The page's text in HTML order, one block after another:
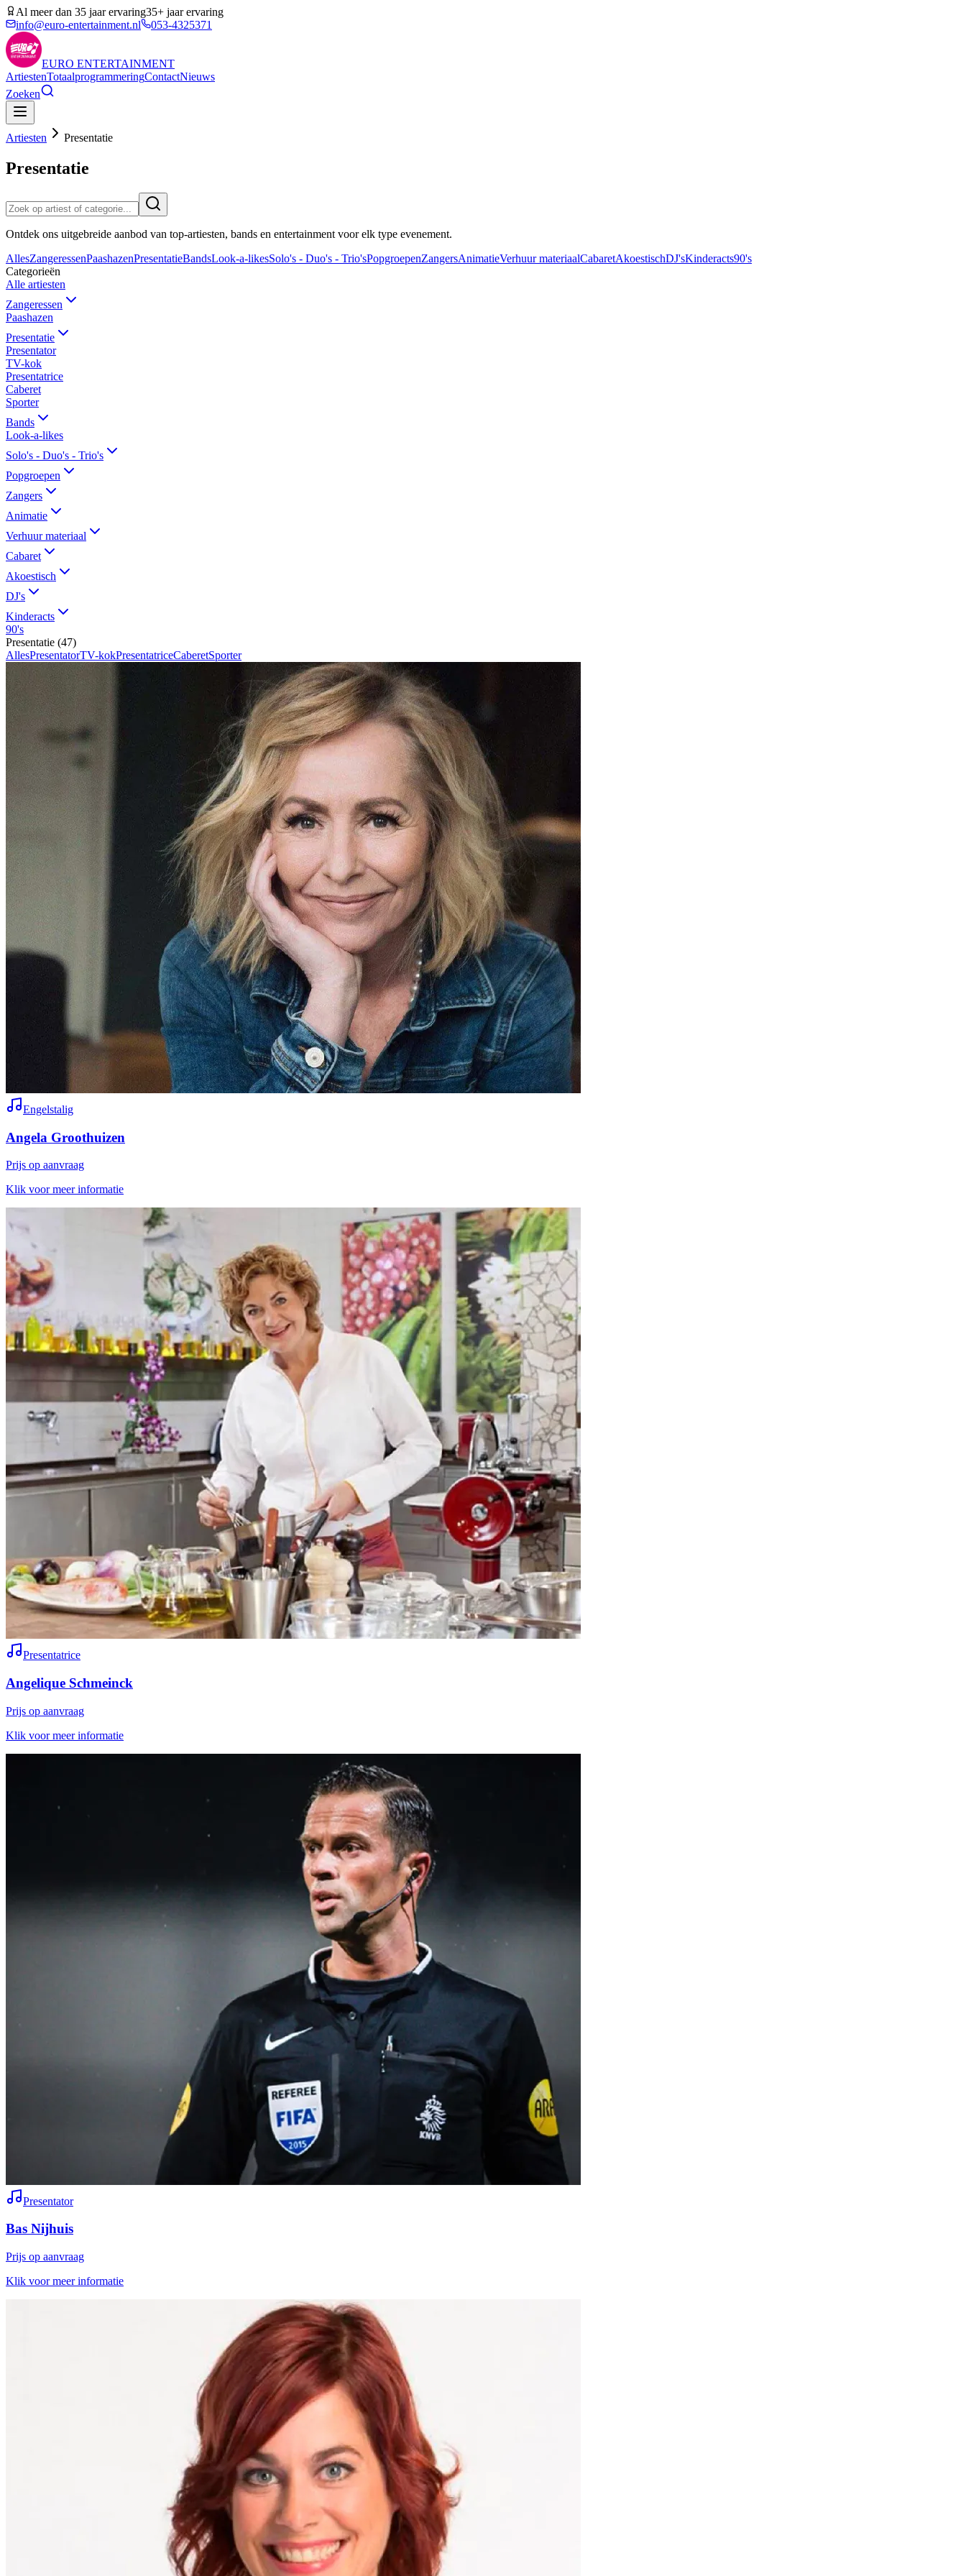
Al meer dan 35 jaar ervaring35+ jaar ervaring
info@euro-entertainment.nl
053-4325371
EURO ENTERTAINMENT
ArtiestenTotaalprogrammeringContactNieuws
Zoeken
Artiesten Presentatie
Presentatie
Ontdek ons uitgebreide aanbod van top-artiesten, bands en entertainment voor elk type evenement.
AllesZangeressenPaashazenPresentatieBandsLook-a-likesSolo's - Duo's - Trio'sPopgroepenZangersAnimatieVerhuur materiaalCabaretAkoestischDJ'sKinderacts90's
Categorieën
Alle artiesten
Zangeressen
Paashazen
Presentatie
Presentator
TV-kok
Presentatrice
Caberet
Sporter
Bands
Look-a-likes
Solo's - Duo's - Trio's
Popgroepen
Zangers
Animatie
Verhuur materiaal
Cabaret
Akoestisch
DJ's
Kinderacts
90's
Presentatie (47)
AllesPresentatorTV-kokPresentatriceCaberetSporter
Engelstalig
Angela Groothuizen
Prijs op aanvraag
Klik voor meer informatie
Presentatrice
Angelique Schmeinck
Prijs op aanvraag
Klik voor meer informatie
Presentator
Bas Nijhuis
Prijs op aanvraag
Klik voor meer informatie